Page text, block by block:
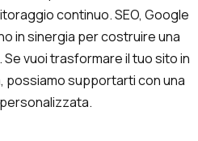
continuo. SEO, Google
in sinergia per costruire una
vuoi trasformare il tuo sito in
possiamo supportarti con una